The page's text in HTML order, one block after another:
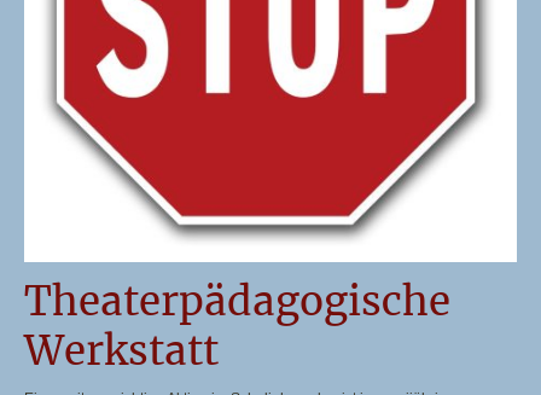
Theaterpädagogische
Werkstatt